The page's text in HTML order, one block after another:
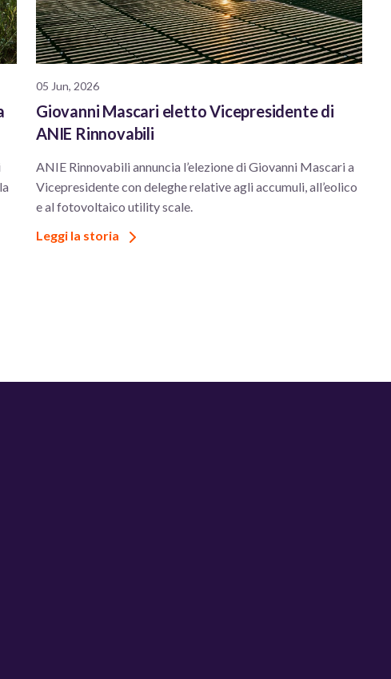
05 Jun, 2026
Giovanni Mascari eletto Vicepresidente di
ANIE Rinnovabili
ANIE Rinnovabili annuncia l’elezione di Giovanni Mascari a
Vicepresidente con deleghe relative agli accumuli, all’eolico
e al fotovoltaico utility scale.
Leggi la storia